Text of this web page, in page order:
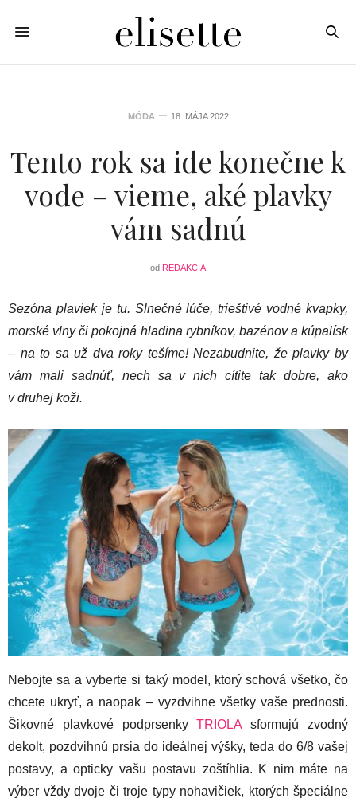
MÓDA 18. MÁJA 2022
Tento rok sa ide konečne k
vode – vieme, aké plavky
vám sadnú
od REDAKCIA
Sezóna plaviek je tu. Slnečné lúče, trieštivé vodné kvapky,
morské vlny či pokojná hladina rybníkov, bazénov a kúpalísk
– na to sa už dva roky tešíme! Nezabudnite, že plavky by
vám mali sadnúť, nech sa v nich cítite tak dobre, ako
v druhej koži.
Nebojte sa a vyberte si taký model, ktorý schová všetko, čo
chcete ukryť, a naopak – vyzdvihne všetky vaše prednosti.
Šikovné plavkové podprsenkyTRIOLA sformujú zvodný
dekolt, pozdvihnú prsia do ideálnej výšky, teda do 6/8 vašej
postavy, a opticky vašu postavu zoštíhlia. K nim máte na
výber vždy dvoje či troje typy nohavičiek, ktorých špeciálne